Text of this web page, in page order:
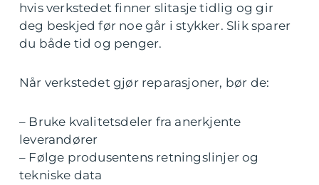
hvis verkstedet finner slitasje tidlig og gir
deg beskjed før noe går i stykker. Slik sparer
du både tid og penger.
Når verkstedet gjør reparasjoner, bør de:
– Bruke kvalitetsdeler fra anerkjente
leverandører
– Følge produsentens retningslinjer og
tekniske data